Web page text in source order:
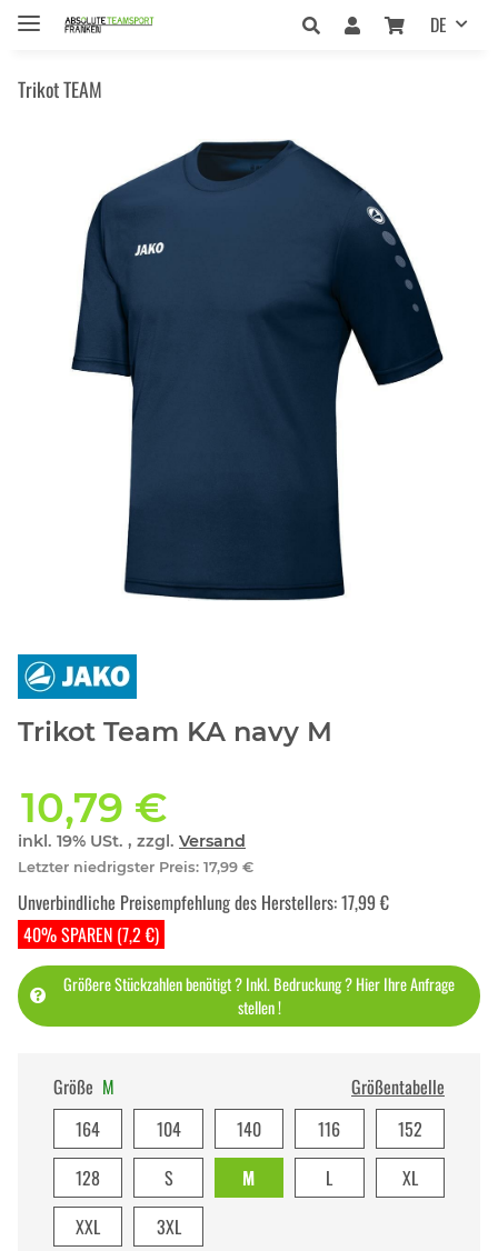
DE
Trikot TEAM
Trikot Team KA navy M
10,79 €
inkl. 19% USt. , zzgl. Versand
Letzter niedrigster Preis: 17,99 €
40% SPAREN (7,2 €)
Unverbindliche Preisempfehlung des Herstellers:17,99 €
Größere Stückzahlen benötigt ? Inkl. Bedruckung ? Hier Ihre Anfrage
stellen !
Größe M
Größentabelle
164
104 140 116
152
128
S M L
XL
XXL
3XL